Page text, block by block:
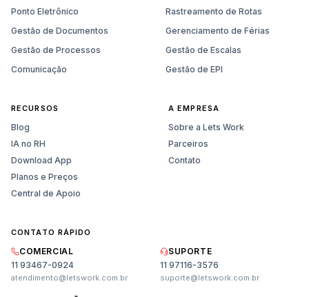
Ponto Eletrônico
Rastreamento de Rotas
Gestão de Documentos
Gerenciamento de Férias
Gestão de Processos
Gestão de Escalas
Comunicação
Gestão de EPI
RECURSOS
Blog
IA no RH
Download App
Planos e Preços
Central de Apoio
A EMPRESA
Sobre a Lets Work
Parceiros
Contato
CONTATO RÁPIDO
COMERCIAL
11 93467-0924
atendimento@letswork.com.br
SUPORTE
11 97116-3576
suporte@letswork.com.br